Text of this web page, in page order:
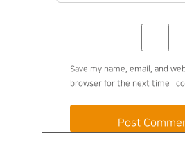
Save my name, email, and
browser for the next time I